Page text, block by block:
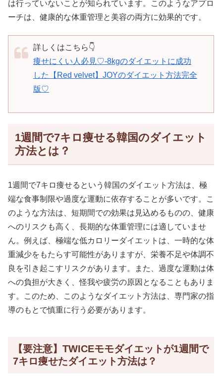
は行っていないことが知られています。このようなアプロ
ーチは、健康的な体重管理と美容の両方に効果的です。
詳しくはこちら👇
痩せにくい人必見♡-8kgのダイエットに成功
した【Red velvet】JOYのダイエット方法完全
版♡
1週間で7キロ痩せる韓国のダイエット
方法とは？
1週間で7キロ痩せるという韓国のダイエット方法は、極
端な食事制限や過度な運動に依存することが多いです。こ
のような方法は、短期間での効果は見込めるものの、健康
へのリスクも高く、長期的な体重管理には適していませ
ん。例えば、極端な低カロリーダイエットは、一時的な体
重減少をもたらす可能性がありますが、栄養不足や体調不
良を引き起こすリスクがあります。また、過度な運動は体
への負担が大きく、怪我や疲労の原因となることもありま
す。このため、このようなダイエット方法は、専門家の指
導のもとで慎重に行う必要があります。
【要注意】TWICEモモダイエットが1週間で
7キロ痩せたダイエット方法は？